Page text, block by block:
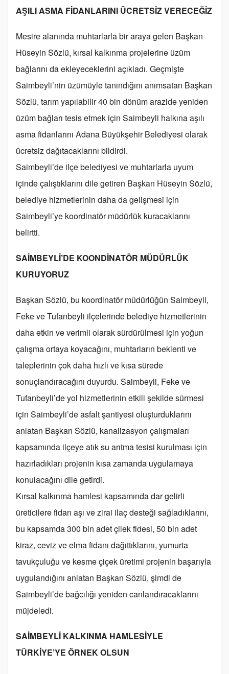
AŞILI ASMA FİDANLARINI ÜCRETSİZ VERECEĞİZ
Mesire alanında muhtarlarla bir araya gelen Başkan
Hüseyin Sözlü, kırsal kalkınma projelerine üzüm
bağlarını da ekleyeceklerini açıkladı. Geçmişte
Saimbeyli’nin üzümüyle tanındığını anımsatan Başkan
Sözlü, tarım yapılabilir 40 bin dönüm arazide yeniden
üzüm bağları tesis etmek için Saimbeyli halkına aşılı
asma fidanlarını Adana Büyükşehir Belediyesi olarak
ücretsiz dağıtacaklarını bildirdi.
Saimbeyli’de ilçe belediyesi ve muhtarlarla uyum
içinde çalıştıklarını dile getiren Başkan Hüseyin Sözlü,
belediye hizmetlerinin daha da gelişmesi için
Saimbeyli’ye koordinatör müdürlük kuracaklarını
belirtti.
SAİMBEYLİ’DE KOONDİNATÖR MÜDÜRLÜK
KURUYORUZ
Başkan Sözlü, bu koordinatör müdürlüğün Saimbeyli,
Feke ve Tufanbeyli ilçelerinde belediye hizmetlerinin
daha etkin ve verimli olarak sürdürülmesi için yoğun
çalışma ortaya koyacağını, muhtarların beklenti ve
taleplerinin çok daha hızlı ve kısa sürede
sonuçlandıracağını duyurdu. Saimbeyli, Feke ve
Tufanbeyli’de yol hizmetlerinin etkili şekilde sürmesi
için Saimbeyli’de asfalt şantiyesi oluşturduklarını
anlatan Başkan Sözlü, kanalizasyon çalışmaları
kapsamında ilçeye atık su arıtma tesisi kurulması için
hazırladıkları projenin kısa zamanda uygulamaya
konulacağını dile getirdi.
Kırsal kalkınma hamlesi kapsamında dar gelirli
üreticilere fidan aşı ve zirai ilaç desteği sağladıklarını,
bu kapsamda 300 bin adet çilek fidesi, 50 bin adet
kiraz, ceviz ve elma fidanı dağıttıklarını, yumurta
tavukçuluğu ve kesme çiçek üretimi projenin başarıyla
uygulandığını anlatan Başkan Sözlü, şimdi de
Saimbeyli’de bağcılığı yeniden canlandıracaklarını
müjdeledi.
SAİMBEYLİ KALKINMA HAMLESİYLE
TÜRKİYE’YE ÖRNEK OLSUN